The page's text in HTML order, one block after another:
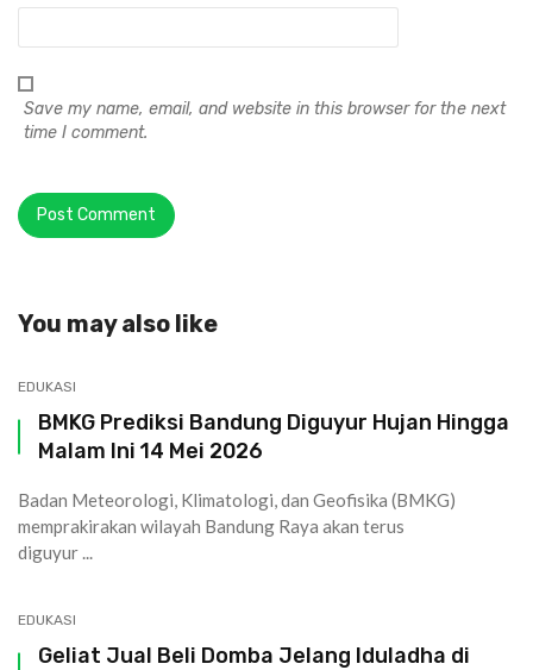
Save my name, email, and website in this browser for the next
time I comment.
You may also like
EDUKASI
BMKG Prediksi Bandung Diguyur Hujan Hingga
Malam Ini 14 Mei 2026
Badan Meteorologi, Klimatologi, dan Geofisika (BMKG)
memprakirakan wilayah Bandung Raya akan terus
diguyur ...
EDUKASI
Geliat Jual Beli Domba Jelang Iduladha di